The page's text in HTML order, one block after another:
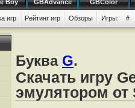
Boy GBAdvance GBColor
игр Рейтинг игр Обзоры Игры: #
Буква G.
Скачать игру
эмулятором от